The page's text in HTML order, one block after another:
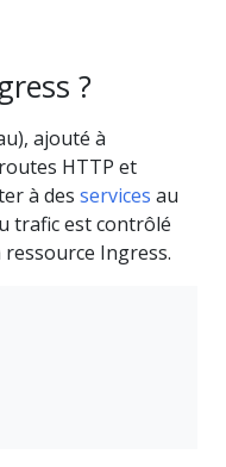
?
ajouté à
HTTP et
à des services au
trafic est contrôlé
Ingress.